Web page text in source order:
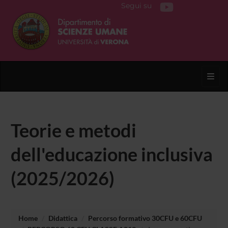
Segui su
Teorie e metodi
dell'educazione inclusiva
(2025/2026)
Home Didattica
Percorso formativo 30CFU e 60CFU